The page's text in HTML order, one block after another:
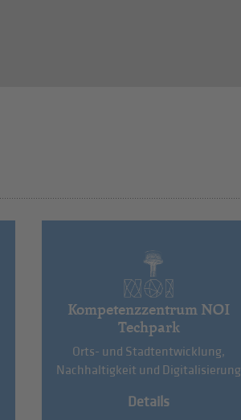
Kompetenzzentrum NOI
Techpark
Orts- und Stadtentwicklung,
Nachhaltigkeit und Digitalisierung
Details